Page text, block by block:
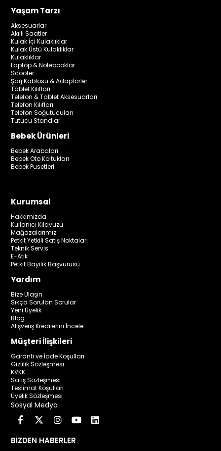
Yaşam Tarzı
Aksesuarlar
Akıllı Saatler
Kulak İçi Kulaklıklar
Kulak Üstü Kulaklıklar
Kulaklıklar
Laptop & Notebooklar
Scooter
Şarj Kablosu & Adaptörler
Tablet Kılıfları
Telefon & Tablet Aksesuarları
Telefon Kılıfları
Telefon Soğutucuları
Tutucu Standlar
Bebek Ürünleri
Bebek Arabaları
Bebek Oto Koltukları
Bebek Pusetleri
Kurumsal
Hakkımızda
Kullanıcı Kılavuzu
Mağazalarımız
Petkit Yetkili Satış Noktaları
Teknik Servis
E-Atık
Petkit Bayilik Başvurusu
Yardım
Bize Ulaşın
Sıkça Sorulan Sorular
Yeni Üyelik
Blog
Alışveriş Kredilerini İncele
Müşteri İlişkileri
Garanti ve İade Koşulları
Gizlilik Sözleşmesi
KVKK
Satış Sözleşmesi
Teslimat Koşulları
Üyelik Sözleşmesi
Sosyal Medya
BİZDEN HABERLER